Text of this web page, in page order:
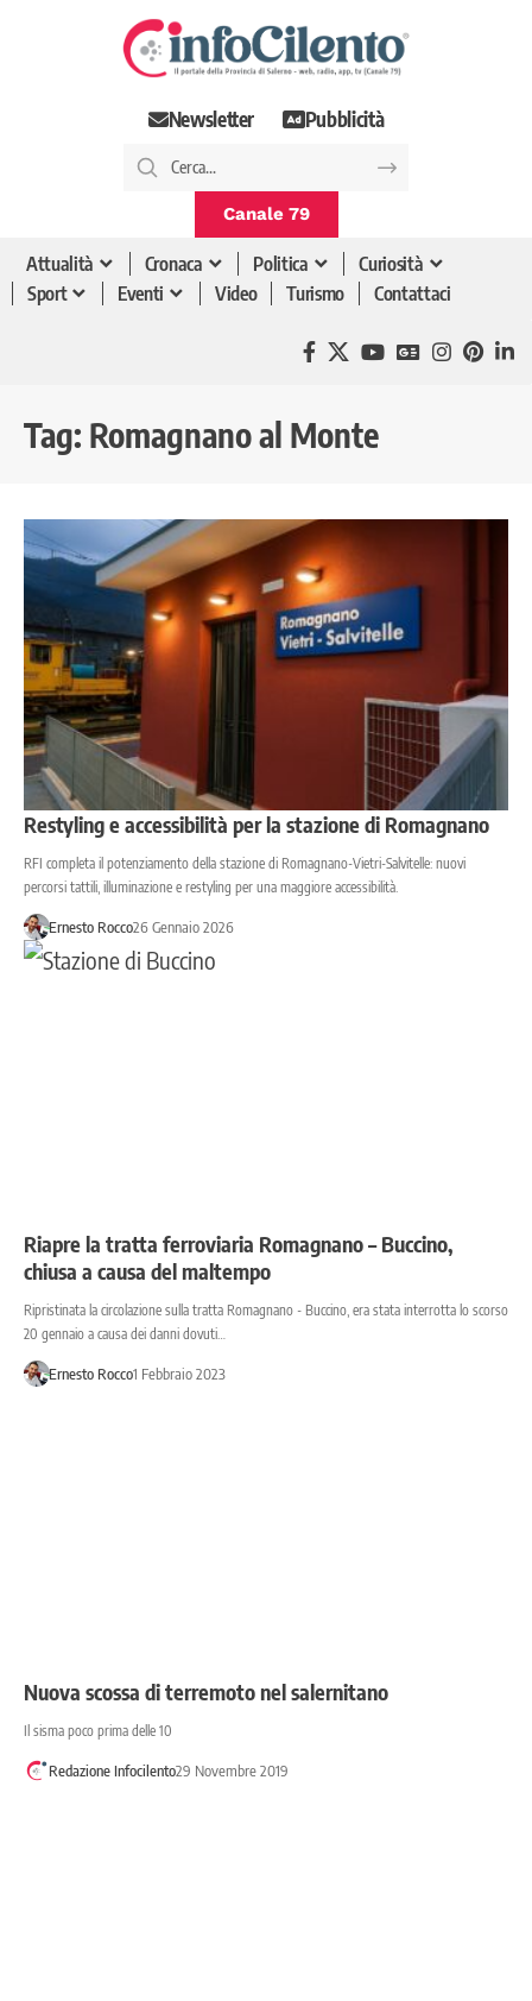
Newsletter Pubblicità
Canale 79
Attualità Cronaca Politica
Curiosità
Sport
Eventi Video Turismo Contattaci
Tag: Romagnano al Monte
Restyling e accessibilità per la stazione di Romagnano
RFI completa il potenziamento della stazione di Romagnano-Vietri-Salvitelle: nuovi
percorsi tattili, illuminazione e restyling per una maggiore accessibilità.
Ernesto Rocco26 Gennaio 2026
Riapre la tratta ferroviaria Romagnano – Buccino,
chiusa a causa del maltempo
Ripristinata la circolazione sulla tratta Romagnano - Buccino, era stata interrotta lo scorso
20 gennaio a causa dei danni dovuti…
Ernesto Rocco1 Febbraio 2023
Nuova scossa di terremoto nel salernitano
Il sisma poco prima delle 10
Redazione Infocilento29 Novembre 2019